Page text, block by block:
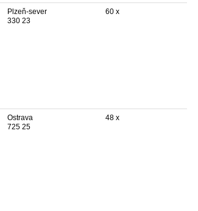
Plzeň-sever
330 23
60 x
Ostrava
725 25
48 x